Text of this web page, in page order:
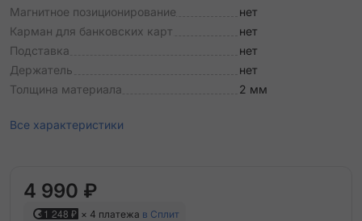
Магнитное позиционирование
нет
Карман для банковских карт
нет
Подставка
нет
Держатель
нет
Толщина материала
2 мм
Все характеристики
4 990 ₽
1 248 ₽ × 4 платежа в Сплит